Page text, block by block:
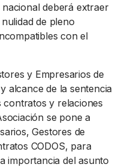
deberá extraer
de pleno
con el
y Empresarios de
alcance de la sentencia
contratos y relaciones
se pone a
Gestores de
CODOS, para
importancia del asunto